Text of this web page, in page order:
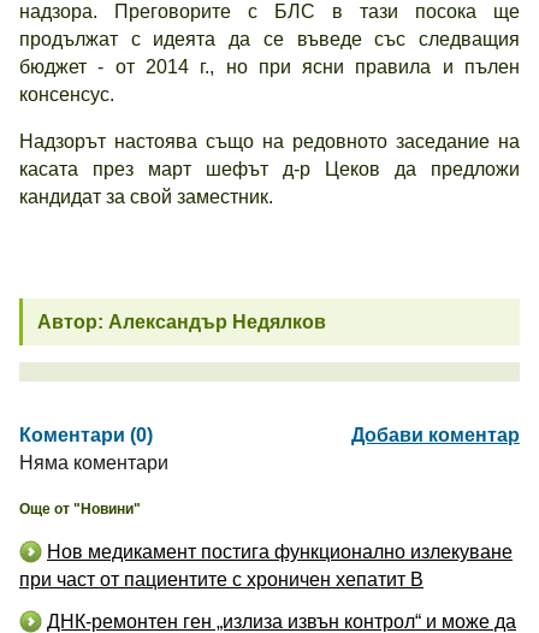
надзора. Преговорите с БЛС в тази посока ще
продължат с идеята да се въведе със следващия
бюджет - от 2014 г., но при ясни правила и пълен
консенсус.
Надзорът настоява също на редовното заседание на
касата през март шефът д-р Цеков да предложи
кандидат за свой заместник.
Автор: Александър Недялков
Коментари (0)
Добави коментар
Няма коментари
Още от "Новини"
Нов медикамент постига функционално излекуване
при част от пациентите с хроничен хепатит B
ДНК-ремонтен ген „излиза извън контрол“ и може да